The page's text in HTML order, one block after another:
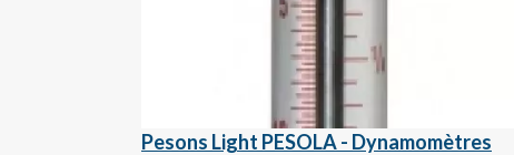
Pesons Light PESOLA - Dynamomètres